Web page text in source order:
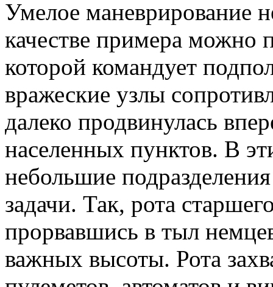
Умелое маневрирование
качестве примера можно
которой командует
вражеские узлы
далеко продвинулась
населенных пунктов. В
небольшие
задачи. Так, рота
прорвавшись в тыл
важных высоты. Рота